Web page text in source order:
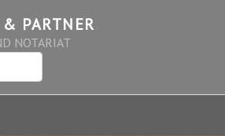
PARTNER
NOTARIAT